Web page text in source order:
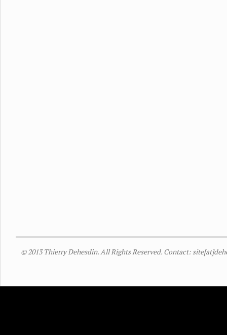
© 2013 Thierry Dehesdin. All Rights Reserved. Contact: